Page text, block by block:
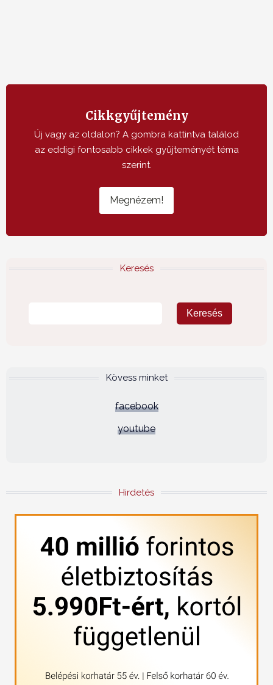
Cikkgyűjtemény
Új vagy az oldalon? A gombra kattintva találod
az eddigi fontosabb cikkek gyűjteményét téma
szerint.
Megnézem!
Keresés
Kövess minket
facebook
youtube
Hirdetés